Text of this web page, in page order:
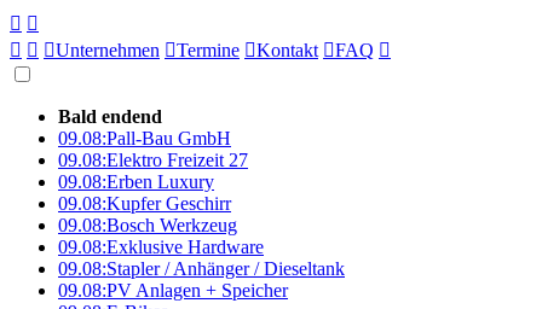
 
  Unternehmen Termine Kontakt FAQ 
Bald endend
09.08:Pall-Bau GmbH
09.08:Elektro Freizeit 27
09.08:Erben Luxury
09.08:Kupfer Geschirr
09.08:Bosch Werkzeug
09.08:Exklusive Hardware
09.08:Stapler / Anhänger / Dieseltank
09.08:PV Anlagen + Speicher